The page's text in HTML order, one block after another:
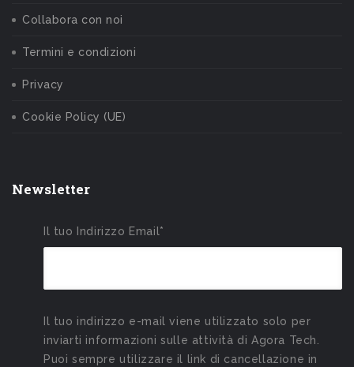
Collabora con noi
Termini e condizioni
Privacy
Cookie Policy (UE)
Newsletter
Il tuo Indirizzo Email*
Il tuo indirizzo e-mail viene utilizzato solo per
inviarti informazioni sulle attività di Agora Tech.
Puoi sempre utilizzare il link di cancellazione in